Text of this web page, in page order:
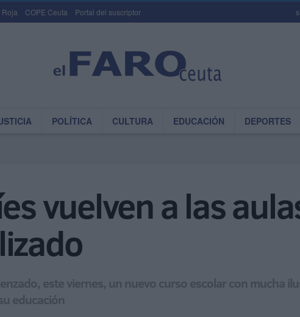
Roja COPE Ceuta Portal del suscriptor
POLÍTICA CULTURA EDUCACIÓN DEPORTES
vuelven a las
este viernes, un nuevo curso escolar con mucha
educación